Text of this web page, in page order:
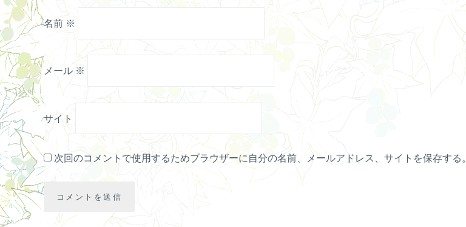
名前 ※
メール ※
サイト
次回のコメントで使用するためブラウザーに自分の名前、メールアドレス、サイトを保存する。